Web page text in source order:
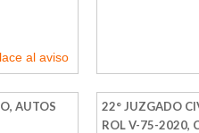
al aviso
AUTOS
22° JUZGADO
ROL V-75-2020,